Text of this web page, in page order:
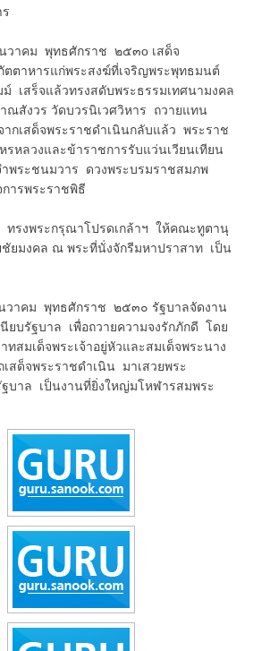
ม พุทธศักราช ๒๕๓o เสด็จ
ตตาหารแก่พระสงฆ์ที่เจริญพระพุทธมนต์
เสร็จแล้วทรงสดับพระธรรมเทศนามงคล
ณสังวร วัดบวรนิเวศวิหาร ถวายแทน
ากเสด็จพระราชดำเนินกลับแล้ว พระราช
รหลวงและข้าราชการรับแว่นเวียนเทียน
พระชนมวาร ดวงพระบรมราชสมภพ
ารพระราชพิธี
ระกรุณาโปรดเกล้าฯ ให้คณะทูตานุ
ชัยมงคล ณ พระที่นั่งจักรีมหาปราสาท เป็น
พุทธศักราช ๒๕๓๐ รัฐบาลจัดงาน
บรัฐบาล เพื่อถวายความจงรักภักดี โดย
สมเด็จพระเจ้าอยู่หัวและสมเด็จพระนาง
สด็จพระราชดำเนิน มาเสวยพระ
บาล เป็นงานที่ยิ่งใหญ่มโหฬารสมพระ